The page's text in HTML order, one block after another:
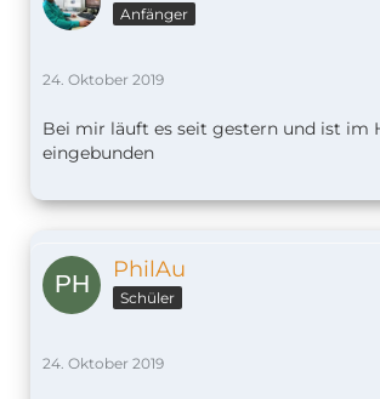
Anfänger
24. Oktober 2019
Bei mir läuft es seit gestern und ist im
eingebunden
PhilAu
Schüler
24. Oktober 2019